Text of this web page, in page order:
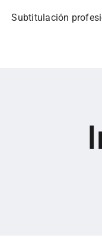
Subtitulación